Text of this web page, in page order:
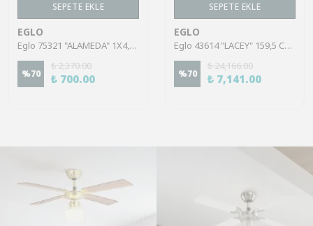
SEPETE EKLE
EGLO
Eglo 75321 "ALAMEDA" 1X4,5W Çelik Nikel Mat Sıva Üstü Spot
%70
₺ 2,370.00
₺ 700.00
SEPETE EKLE
EGLO
Eglo 43614 "LACEY" 159,5 Cm Yüksekliğinde Çelik, Ahşap Köşe Lambası Lambader
%70
₺ 24,166.00
₺ 7,141.00